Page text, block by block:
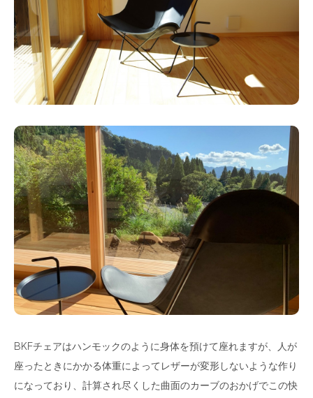
BKFチェアはハンモックのように身体を預けて座れますが、人が
座ったときにかかる体重によってレザーが変形しないような作り
になっており、計算され尽くした曲面のカーブのおかげでこの快